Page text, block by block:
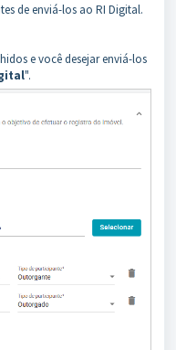
de enviá-los ao RI Digital.
e você desejar enviá-los
".